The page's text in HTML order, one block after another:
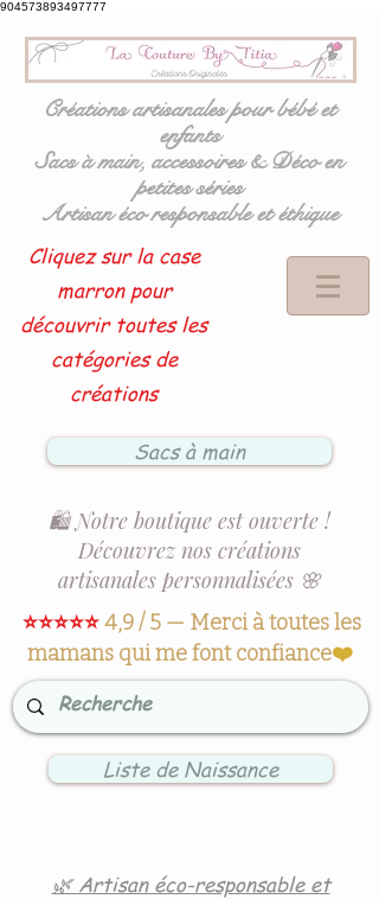
904573893497777
Créations artisanales pour bébé et
enfants
Sacs à main, accessoires & Déco en
petites séries
Artisan éco responsable et éthique
Cliquez sur la case
marron pour
découvrir toutes les
catégories de
créations
Sacs à main
🛍️ Notre boutique est ouverte !
Découvrez nos créations
artisanales personnalisées 🌸
⭐⭐⭐⭐⭐4,9 / 5 — Merci à toutes les
mamans qui me font confiance❤️
Liste de Naissance
🌿 Artisan éco-responsable et